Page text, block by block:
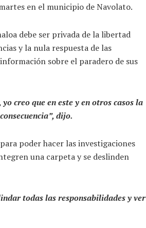
en el municipio de Navolato.
debe ser privada de la libertad
y la nula respuesta de las
sobre el paradero de sus
creo que en este y en otros casos la
dijo.
poder hacer las investigaciones
una carpeta y se deslinden
todas las responsabilidades y ver